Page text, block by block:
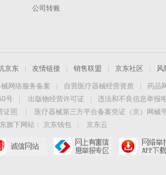
公司转账
京东 友情链接 销售联盟 京东社区 风
网络服务备案 自营医疗器械经营资质 药品
号
出版物经营许可证
违法和不良信息举报
证照 医疗器械第三方平台备案凭证（京）网械
旗下网站：
京东钱包 京东云